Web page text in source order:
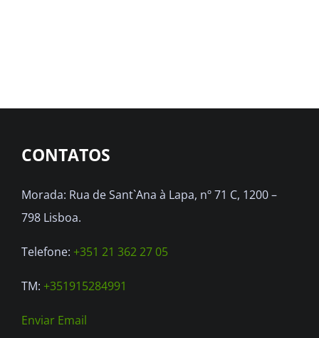
chosen
product
CONTATOS
Morada: Rua de Sant`Ana à Lapa, nº 71 C, 1200 –
798 Lisboa.
Telefone: +351 21 362 27 05
TM: +351915284991
Enviar Email